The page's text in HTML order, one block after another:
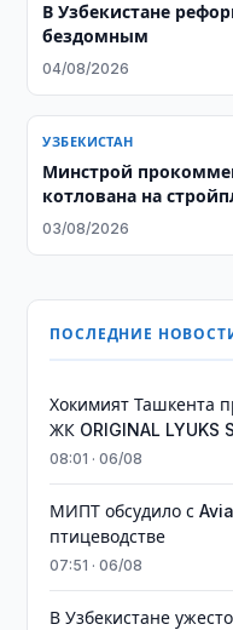
В Узбекистане
бездомным
04/08/2026
УЗБЕКИСТАН
Минстрой
котлована на
03/08/2026
ПОСЛЕДНИЕ
Хокимият Ташкента
ЖК ORIGINAL LYUKS
08:01 · 06/08
МИПТ обсудило с
птицеводстве
07:51 · 06/08
В Узбекистане